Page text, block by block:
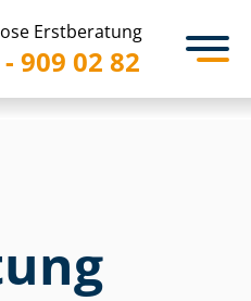
Erstberatung
909 02 82